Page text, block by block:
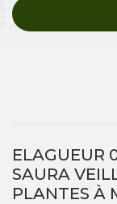
ELAGUEUR
SAURA
PLANTES À